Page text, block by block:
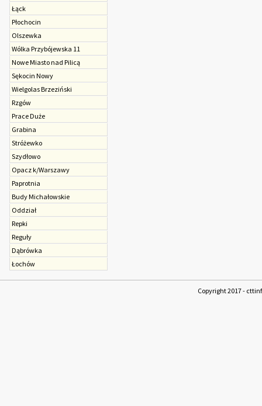
Łąck
Płochocin
Olszewka
Wólka Przybójewska 11
Nowe Miasto nad Pilicą
Sękocin Nowy
Wielgolas Brzeziński
Rzgów
Prace Duże
Grabina
Stróżewko
Szydłowo
Opacz k/Warszawy
Paprotnia
Budy Michałowskie
Oddział
Repki
Reguły
Dąbrówka
Łochów
Copyright 2017 -